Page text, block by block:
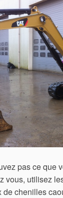
pas ce que
vous, utilisez
de chenilles